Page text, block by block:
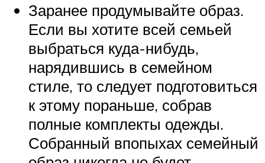
Заранее продумывайте образ.
Если вы хотите всей семьей
выбраться куда-нибудь,
нарядившись в семейном
стиле, то следует подготовиться
к этому пораньше, собрав
полные комплекты одежды.
Собранный впопыхах семейный